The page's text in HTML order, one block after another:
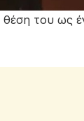
θέση του ως